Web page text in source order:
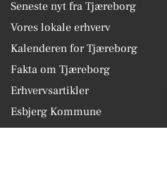
Seneste nyt fra Tjæreborg
Vores lokale erhverv
Kalenderen for Tjæreborg
Fakta om Tjæreborg
Erhvervsartikler
Esbjerg Kommune